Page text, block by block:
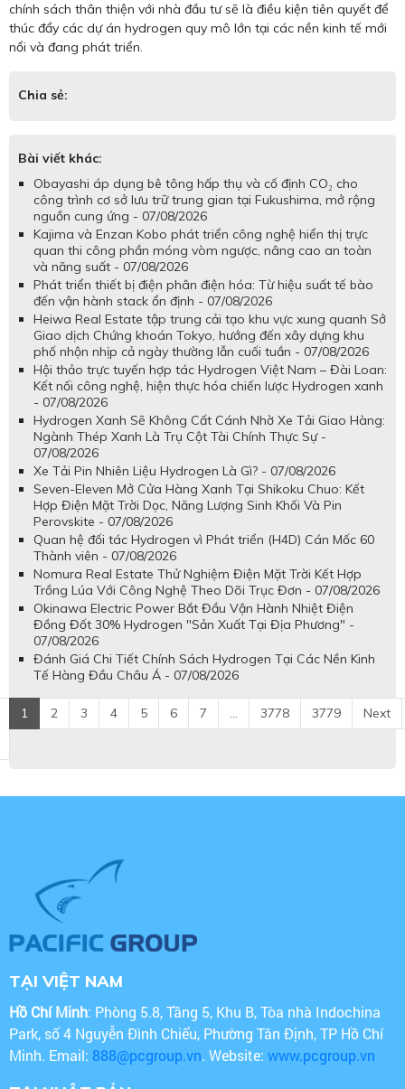
chính sách thân thiện với nhà đầu tư sẽ là điều kiện tiên quyết để
thúc đẩy các dự án hydrogen quy mô lớn tại các nền kinh tế mới
nổi và đang phát triển.
Chia sẻ:
Bài viết khác:
Obayashi áp dụng bê tông hấp thụ và cố định CO₂ cho
công trình cơ sở lưu trữ trung gian tại Fukushima, mở rộng
nguồn cung ứng - 07/08/2026
Kajima và Enzan Kobo phát triển công nghệ hiển thị trực
quan thi công phần móng vòm ngược, nâng cao an toàn
và năng suất - 07/08/2026
Phát triển thiết bị điện phân điện hóa: Từ hiệu suất tế bào
đến vận hành stack ổn định - 07/08/2026
Heiwa Real Estate tập trung cải tạo khu vực xung quanh Sở
Giao dịch Chứng khoán Tokyo, hướng đến xây dựng khu
phố nhộn nhịp cả ngày thường lẫn cuối tuần - 07/08/2026
Hội thảo trực tuyến hợp tác Hydrogen Việt Nam – Đài Loan:
Kết nối công nghệ, hiện thực hóa chiến lược Hydrogen xanh
- 07/08/2026
Hydrogen Xanh Sẽ Không Cất Cánh Nhờ Xe Tải Giao Hàng:
Ngành Thép Xanh Là Trụ Cột Tài Chính Thực Sự -
07/08/2026
Xe Tải Pin Nhiên Liệu Hydrogen Là Gì? - 07/08/2026
Seven-Eleven Mở Cửa Hàng Xanh Tại Shikoku Chuo: Kết
Hợp Điện Mặt Trời Dọc, Năng Lượng Sinh Khối Và Pin
Perovskite - 07/08/2026
Quan hệ đối tác Hydrogen vì Phát triển (H4D) Cán Mốc 60
Thành viên - 07/08/2026
Nomura Real Estate Thử Nghiệm Điện Mặt Trời Kết Hợp
Trồng Lúa Với Công Nghệ Theo Dõi Trục Đơn - 07/08/2026
Okinawa Electric Power Bắt Đầu Vận Hành Nhiệt Điện
Đồng Đốt 30% Hydrogen "Sản Xuất Tại Địa Phương" -
07/08/2026
Đánh Giá Chi Tiết Chính Sách Hydrogen Tại Các Nền Kinh
Tế Hàng Đầu Châu Á - 07/08/2026
1 2 3 4 5 6 7 ... 3778 3779 Next
TẠI VIỆT NAM
Hồ Chí Minh: Phòng 5.8, Tầng 5, Khu B, Tòa nhà Indochina
Park, số 4 Nguyễn Đình Chiểu, Phường Tân Định, TP Hồ Chí
Minh. Email: 888@pcgroup.vn. Website: www.pcgroup.vn